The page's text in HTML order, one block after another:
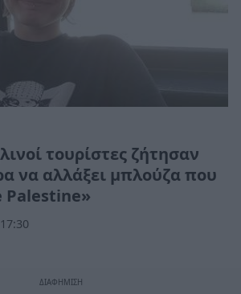
τουρίστες ζήτησαν
να αλλάξει μπλούζα που
Palestine»